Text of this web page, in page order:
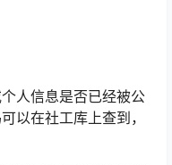
人信息是否已经被公
以在社工库上查到，